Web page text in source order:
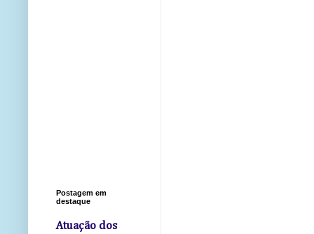
Postagem em
destaque
Atuação dos